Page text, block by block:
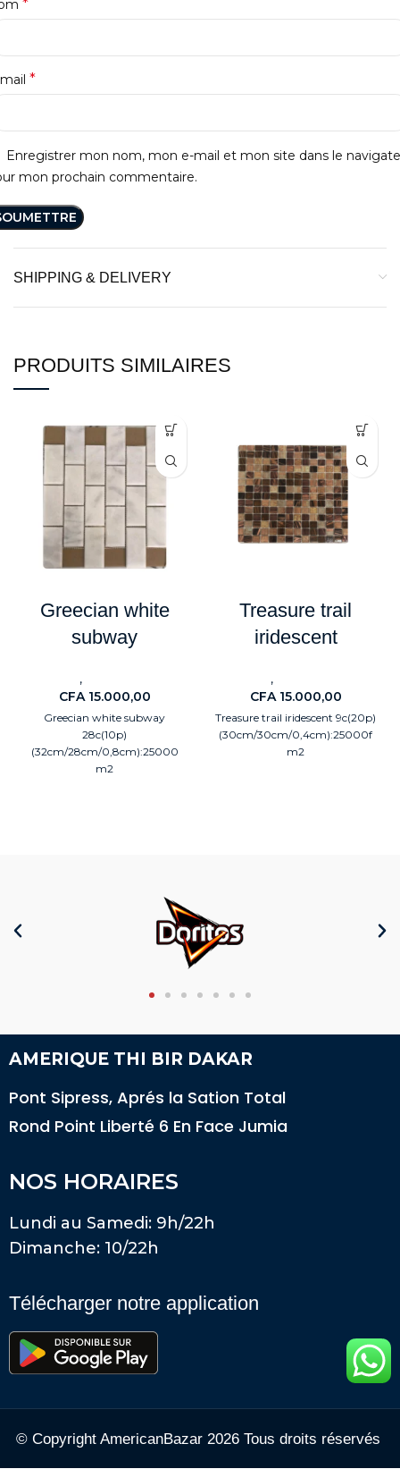
*
*
Enregistrer mon nom, mon e-mail et mon site dans le
mon prochain commentaire.
SHIPPING & DELIVERY
PRODUITS SIMILAIRES
Greecian white
subway
,
CFA15.000,00
Greecian white subway
28c(10p)
(32cm/28cm/0,8cm):25000
m2
Treasure trail
iridescent
,
CFA15.000,00
Treasure trail iridescent 9c(20p)
(30cm/30cm/0,4cm):25000f
m2
AMERIQUE THI BIR DAKAR
Pont Sipress, Aprés la Sation Total
Rond Point Liberté 6 En Face Jumia
NOS HORAIRES
Lundi au Samedi: 9h/22h
Dimanche: 10/22h
Télécharger notre application
© Copyright AmericanBazar 2026 Tous droits réservés